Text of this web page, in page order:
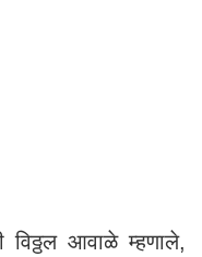
विठ्ठल आवाळे म्हणाले,